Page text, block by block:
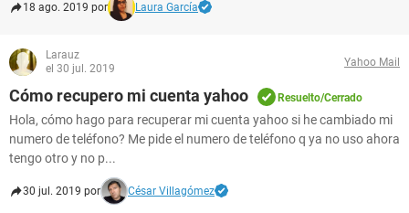
18 ago. 2019 por Laura García
Larauz
el 30 jul. 2019
Yahoo Mail
Cómo recupero mi cuenta yahoo Resuelto/Cerrado
Hola, cómo hago para recuperar mi cuenta yahoo si he cambiado mi
numero de teléfono? Me pide el numero de teléfono q ya no uso ahora
tengo otro y no p...
30 jul. 2019 por César Villagómez